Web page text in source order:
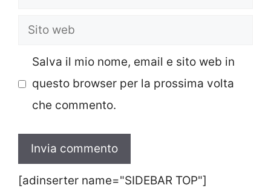
Sito
Salva il mio nome, email e sito web in
questo browser per la prossima volta
che commento.
[adinserter name="SIDEBAR TOP"]